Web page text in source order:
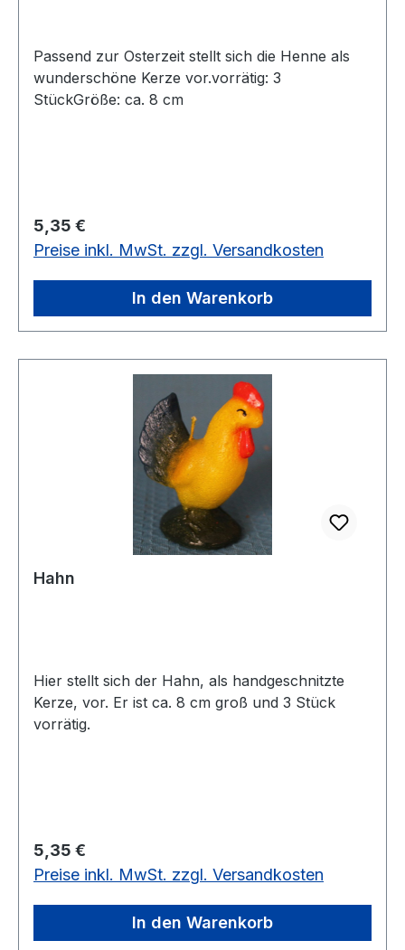
Passend zur Osterzeit stellt sich die Henne als
wunderschöne Kerze vor.vorrätig: 3
StückGröße: ca. 8 cm
Regulärer Preis:
5,35 €
Preise inkl. MwSt. zzgl. Versandkosten
In den Warenkorb
Hahn
Hier stellt sich der Hahn, als handgeschnitzte
Kerze, vor. Er ist ca. 8 cm groß und 3 Stück
vorrätig.
Regulärer Preis:
5,35 €
Preise inkl. MwSt. zzgl. Versandkosten
In den Warenkorb